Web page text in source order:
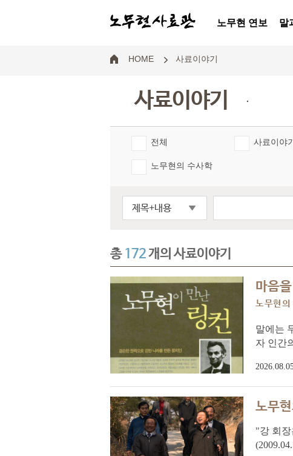
노무현 연보 말
HOME 사료이야기
사료이야기 .
전체 사료이야기
노무현의 수사학
제목+내용
총172개의 사료이야기
마음
노무현
말에는
자 인간
노무
"강 회장